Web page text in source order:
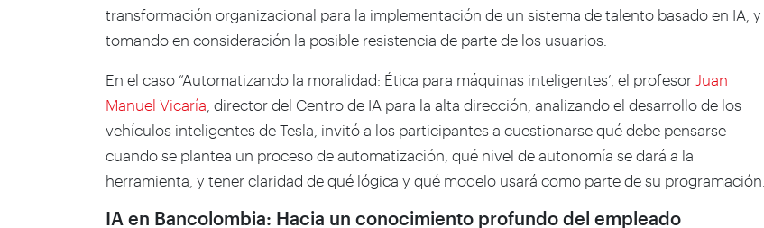
transformación organizacional para la implementación de un sistema de talento basado en IA, y
tomando en consideración la posible resistencia de parte de los usuarios.
En el caso “Automatizando la moralidad: Ética para máquinas inteligentes’, el profesor Juan
Manuel Vicaría , director del Centro de IA para la alta dirección, analizando el desarrollo de los
vehículos inteligentes de Tesla, invitó a los participantes a cuestionarse qué debe pensarse
cuando se plantea un proceso de automatización, qué nivel de autonomía se dará a la
herramienta, y tener claridad de qué lógica y qué modelo usará como parte de su programación.
IA en Bancolombia: Hacia un conocimiento profundo del empleado